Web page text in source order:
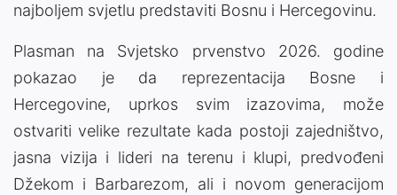
najboljem svjetlu predstaviti Bosnu i Hercegovinu.
Plasman na Svjetsko prvenstvo 2026. godine
pokazao je da reprezentacija Bosne i
Hercegovine, uprkos svim izazovima, može
ostvariti velike rezultate kada postoji zajedništvo,
jasna vizija i lideri na terenu i klupi, predvođeni
Džekom i Barbarezom, ali i novom generacijom